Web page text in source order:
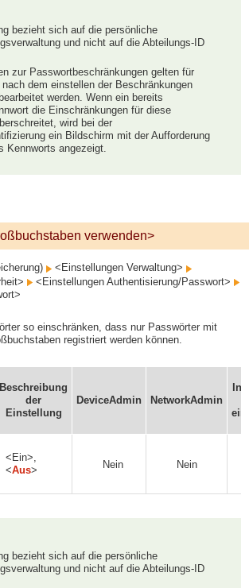
bezieht sich auf die persönliche
und nicht auf die Abteilungs-ID
zur Passwortbeschränkungen gelten für
nach dem einstellen der Beschränkungen
werden. Wenn ein bereits
die Einschränkungen für diese
wird bei der
ein Bildschirm mit der Aufforderung
Kennworts angezeigt.
verwenden>
<Einstellungen Verwaltung>
<Einstellungen Authentisierung/Passwort>
so einschränken, dass nur Passwörter mit
registriert werden können.
Beschreibung
der
Einstellung
DeviceAdmin NetworkAdmin
In
<Ein>,
<Aus> Nein Nein
bezieht sich auf die persönliche
und nicht auf die Abteilungs-ID